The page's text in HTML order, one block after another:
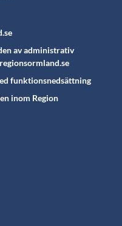
av administrativ
funktionsnedsättning
inom Region